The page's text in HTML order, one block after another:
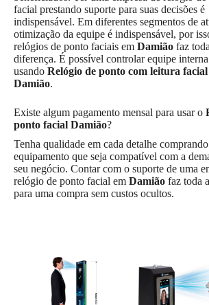
facial prestando suporte para suas decisões é
indispensável. Em diferentes segmentos de
otimização da equipe é indispensável, por
relógios de ponto faciais em Damião faz
diferença. É possível controlar equipe
usando Relógio de ponto com leitura facial
Damião.
Existe algum pagamento mensal para usar o
ponto facial Damião?
Tenha qualidade em cada detalhe
equipamento que seja compatível com a
seu negócio. Contar com o suporte de uma
relógio de ponto facial em Damião faz toda
para uma compra sem custos ocultos.